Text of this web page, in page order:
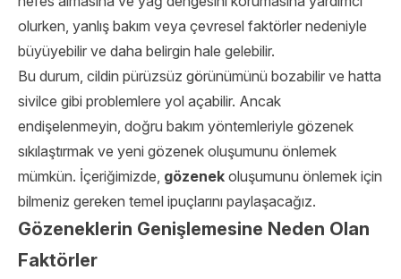
olurken, yanlış bakım veya çevresel faktörler nedeniyle
büyüyebilir ve daha belirgin hale gelebilir.
Bu durum, cildin pürüzsüz görünümünü bozabilir ve hatta
sivilce gibi problemlere yol açabilir. Ancak
endişelenmeyin, doğru bakım yöntemleriyle gözenek
sıkılaştırmak ve yeni gözenek oluşumunu önlemek
mümkün. İçeriğimizde, gözenek oluşumunu önlemek için
bilmeniz gereken temel ipuçlarını paylaşacağız.
Gözeneklerin Genişlemesine Neden Olan
Faktörler